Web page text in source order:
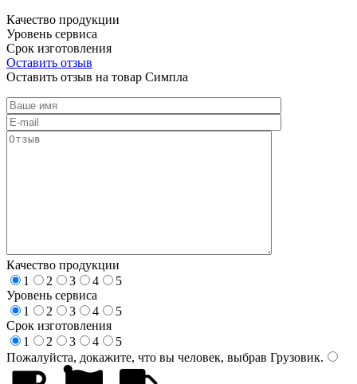
Качество продукции
Уровень сервиса
Срок изготовления
Оставить отзыв
Оставить отзыв на товар Симпла
Качество продукции
1
2 3 4
5
Уровень сервиса
1
2 3 4
5
Срок изготовления
1
2 3 4
5
Пожалуйста, докажите, что вы человек, выбрав Грузовик.